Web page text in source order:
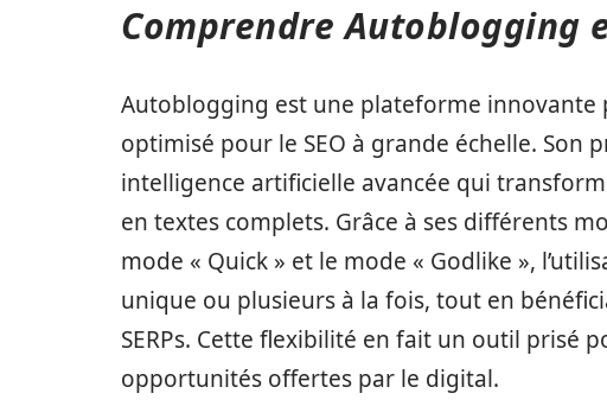
Comprendre Autoblogging
Autoblogging est une plateforme
optimisé pour le SEO à grande échelle. Son
intelligence artificielle avancée qui
en textes complets. Grâce à ses différents
mode « Quick » et le mode « Godlike »,
unique ou plusieurs à la fois, tout en
SERPs. Cette flexibilité en fait un outil prisé
opportunités offertes par le digital.